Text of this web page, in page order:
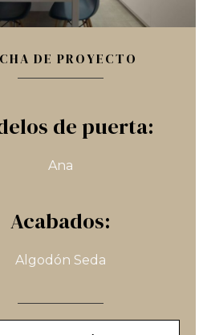
DE PROYECTO
de puerta:
Ana
Acabados:
Algodón Seda